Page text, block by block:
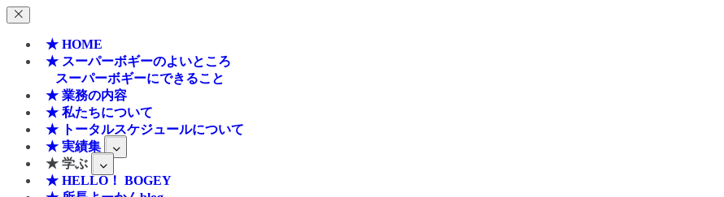
★ HOME
★ スーパーボギーのよいところ
スーパーボギーにできること
★ 業務の内容
★ 私たちについて
★ トータルスケジュールについて
★ 実績集
★ 学ぶ
★ HELLO！ BOGEY